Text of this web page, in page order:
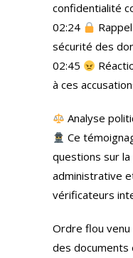
confidentialité
02:24
sécurité des
02:45
à ces
Analyse
Ce
questions sur
administrative
vérificateurs
Ordre flou venu
des documents